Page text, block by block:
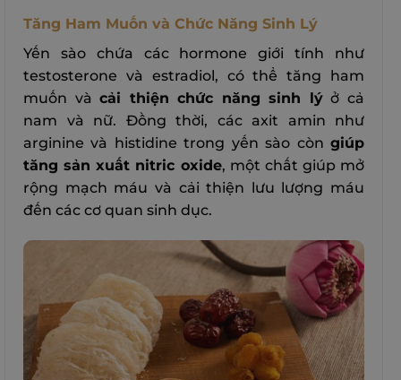
Tăng Ham Muốn và Chức Năng Sinh Lý
Yến sào chứa các hormone giới tính như
testosterone và estradiol, có thể tăng ham
muốn vàcải thiện chức năng sinh lýở cả
nam và nữ. Đồng thời, các axit amin như
arginine và histidine trong yến sào còn giúp
tăng sản xuất nitric oxide, một chất giúp mở
rộng mạch máu và cải thiện lưu lượng máu
đến các cơ quan sinh dục.